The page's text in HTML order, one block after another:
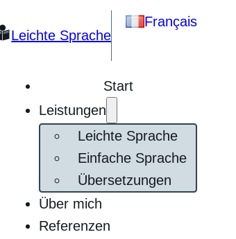
Leichte Sprache
Français
Start
Leistungen
Leichte Sprache
Einfache Sprache
Übersetzungen
Über mich
Referenzen